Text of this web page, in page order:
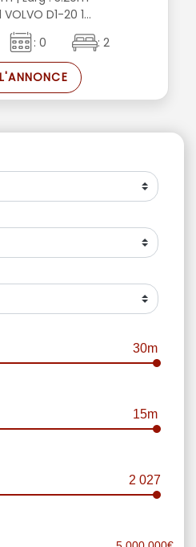
D1-20 1...
: 0 : 2
30m
15m
2 027